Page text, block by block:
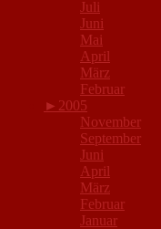
Juli
Juni
Mai
April
März
Februar
► 2005
November
September
Juni
April
März
Februar
Januar